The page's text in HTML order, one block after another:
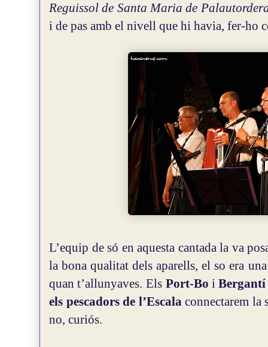
Reguissol de Santa Maria de
i de pas amb el nivell que hi havia, fer-ho
L’equip de só en aquesta cantada la va
la bona qualitat dels aparells, el so era
quan t’allunyaves. Els Port-Bo i
els pescadors de l’Escalaconnectarem la
no, curiós.